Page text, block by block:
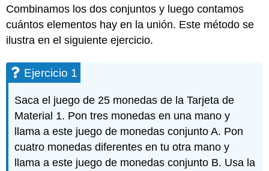
Combinamos los dos conjuntos y luego contamos
cuántos elementos hay en la unión. Este método se
ilustra en el siguiente ejercicio.
Ejercicio 1
Saca el juego de 25 monedas de la Tarjeta de
Material 1. Pon tres monedas en una mano y
llama a este juego de monedas conjunto A. Pon
cuatro monedas diferentes en tu otra mano y
llama a este juego de monedas conjunto B. Usa la